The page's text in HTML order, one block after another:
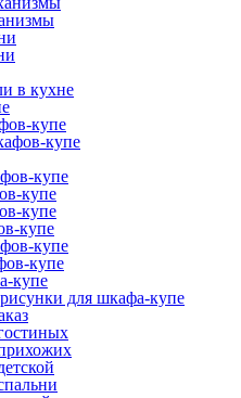
в кухне
купе
купе
купе
купе
купе
купе
купе
купе
купе
для шкафа-купе